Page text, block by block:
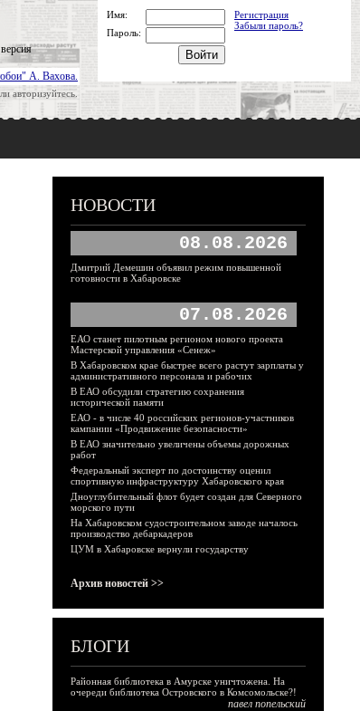
А. Вахова.
авторизуйтесь.
Имя:
Регистрация
Забыли пароль?
Пароль:
НОВОСТИ
08.08.2026
Дмитрий Демешин объявил режим повышенной
готовности в Хабаровске
07.08.2026
ЕАО станет пилотным регионом нового проекта
Мастерской управления «Сенеж»
В Хабаровском крае быстрее всего растут зарплаты у
административного персонала и рабочих
В ЕАО обсудили стратегию сохранения
исторической памяти
ЕАО - в числе 40 российских регионов-участников
кампании «Продвижение безопасности»
В ЕАО значительно увеличены объемы дорожных
работ
Федеральный эксперт по достоинству оценил
спортивную инфраструктуру Хабаровского края
Дноуглубительный флот будет создан для Северного
морского пути
На Хабаровском судостроительном заводе началось
производство дебаркадеров
ЦУМ в Хабаровске вернули государству
Архив новостей >>
БЛОГИ
Районная библиотека в Амурске уничтожена. На
очереди библиотека Островского в Комсомольске?!
павел попельский